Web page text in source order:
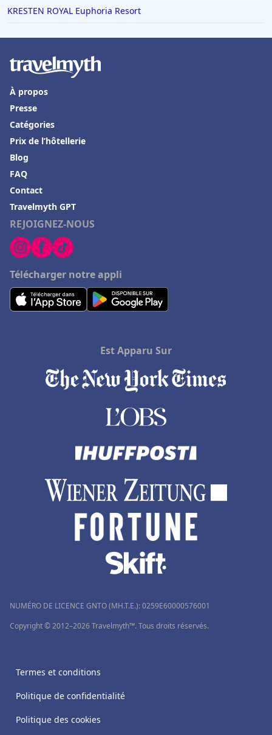
KRESTEN ROYAL Euphoria Resort
REJOIGNEZ-NOUS
Télécharger notre appli
À propos
Presse
Catégories
Prix de l’hôtellerie
Blog
FAQ
Contact
Travelmyth GPT
Est Apparu Sur
NUMÉRO DE LICENCE GNTO (MH.T.E.): 0259Ε60000576001
Copyright © 2012–2026 Travelmyth™. Tous droits réservés.
Termes et conditions
Politique de confidentialité
Politique des cookies